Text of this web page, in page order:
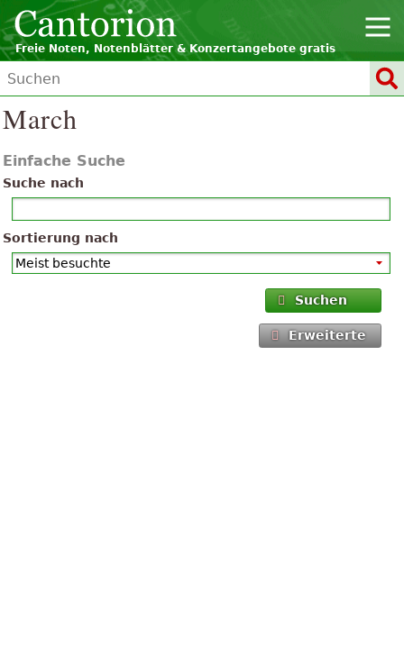
Freie Noten, Notenblätter & Konzertangebote gratis
March
Einfache Suche
Suche nach
Sortierung nach
Suchen
Erweiterte